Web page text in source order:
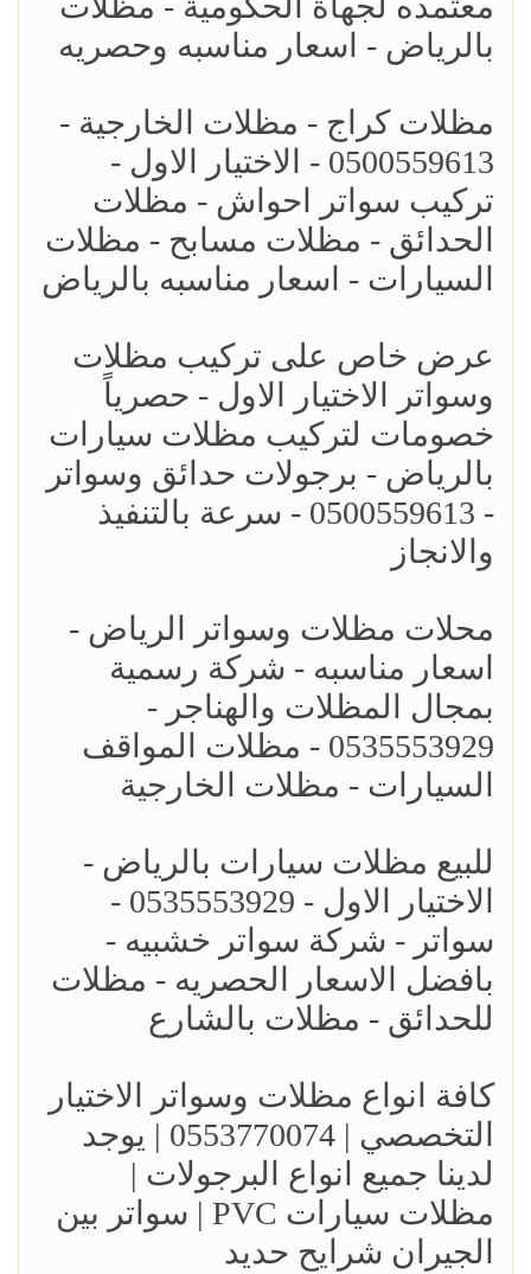
بالرياض - اسعار مناسبه وحصريه
مظلات كراج - مظلات الخارجية -
0500559613 - الاختيار الاول -
تركيب سواتر احواش - مظلات
الحدائق - مظلات مسابح - مظلات
السيارات - اسعار مناسبه بالرياض
عرض خاص على تركيب مظلات
وسواتر الاختيار الاول - حصرياً
خصومات لتركيب مظلات سيارات
بالرياض - برجولات حدائق وسواتر
- 0500559613 - سرعة بالتنفيذ
والانجاز
محلات مظلات وسواتر الرياض -
اسعار مناسبه - شركة رسمية
بمجال المظلات والهناجر -
0535553929 - مظلات المواقف
السيارات - مظلات الخارجية
للبيع مظلات سيارات بالرياض -
الاختيار الاول - 0535553929 -
سواتر - شركة سواتر خشبيه -
بافضل الاسعار الحصريه - مظلات
للحدائق - مظلات بالشارع
كافة انواع مظلات وسواتر الاختيار
التخصصي | 0553770074 | يوجد
لدينا جميع انواع البرجولات |
مظلات سيارات PVC | سواتر بين
الجيران شرايح حديد